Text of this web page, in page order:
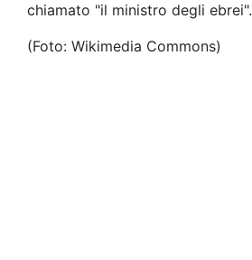
chiamato "il ministro degli ebrei".
(Foto: Wikimedia Commons)